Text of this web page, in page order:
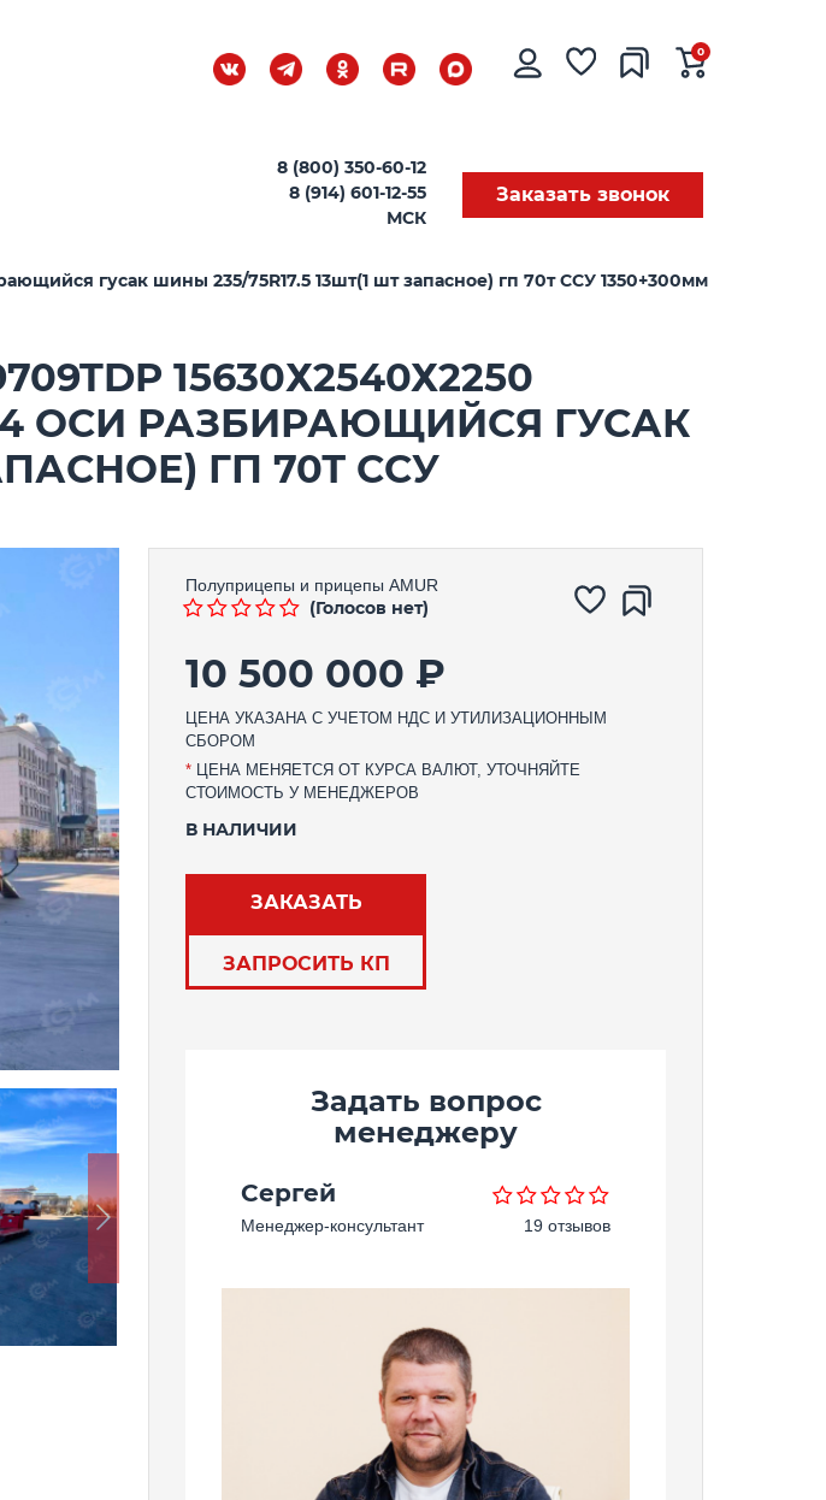
0
8 (800) 350-60-12
8 (914) 601-12-55
МСК
Заказать звонок
гусак шины 235/75R17.5 13шт(1 шт запасное) гп 70т ССУ 1350+300мм
15630Х2540Х2250
ОСИ РАЗБИРАЮЩИЙСЯ ГУСАК
ГП 70Т ССУ
Следующий
Полуприцепы и прицепы AMUR
(Голосов нет)
10 500 000 ₽
ЦЕНА УКАЗАНА С УЧЕТОМ НДС И УТИЛИЗАЦИОННЫМ
СБОРОМ
* ЦЕНА МЕНЯЕТСЯ ОТ КУРСА ВАЛЮТ, УТОЧНЯЙТЕ
СТОИМОСТЬ У МЕНЕДЖЕРОВ
В НАЛИЧИИ
ЗАКАЗАТЬ
ЗАПРОСИТЬ КП
Задать вопрос
менеджеру
Сергей
Менеджер-консультант 19 отзывов